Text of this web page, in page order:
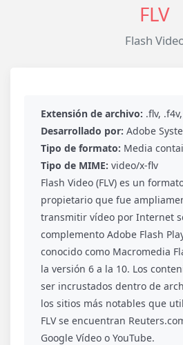
FLV
Flash
Extensión de archivo: .flv,
Desarrollado por: Adobe
Tipo de formato: Media
Tipo de MIME: video/x-flv
Flash Video (FLV) es un
propietario que fue
transmitir vídeo por Internet
complemento Adobe Flash
conocido como Macromedia
la versión 6 a la 10. Los
ser incrustados dentro de
los sitios más notables que
FLV se encuentran
Google Vídeo o YouTube.